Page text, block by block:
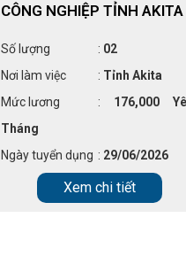
CÔNG NGHIỆP TỈNH AKITA
Số lượng : 02
Nơi làm việc
: Tỉnh Akita
Mức lương
: 176,000
Tháng
Ngày tuyển dụng : 29/06/2026
Xem chi tiết